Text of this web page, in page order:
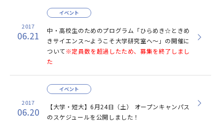
2017
06.21
中・高校生のためのプログラム「ひらめき☆ときめ
きサイエンス～ようこそ大学研究室へ～」の開催に
ついて※定員数を超過したため、募集を終了しまし
た
イベント
2017
06.20
【大学・短大】6月24日（土） オープンキャンパス
のスケジュールを公開しました！
イベント